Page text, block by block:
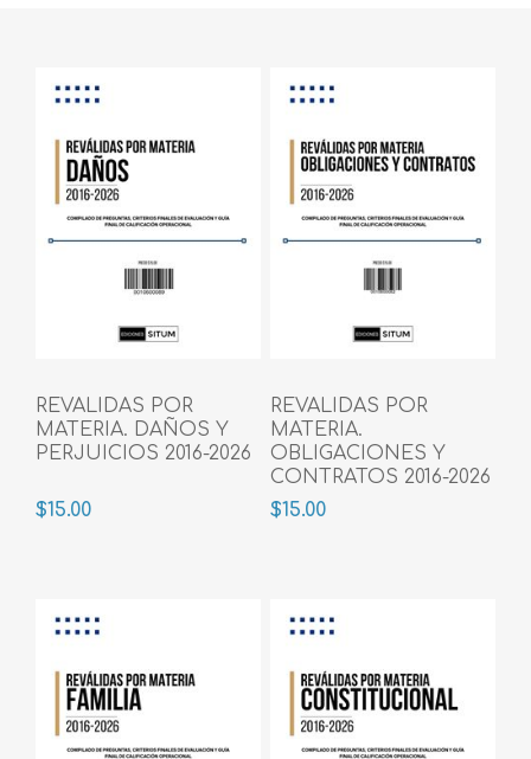
REVALIDAS POR
MATERIA. DAÑOS Y
PERJUICIOS 2016-2026
$15.00
REVALIDAS POR
MATERIA.
OBLIGACIONES Y
CONTRATOS 2016-2026
$15.00